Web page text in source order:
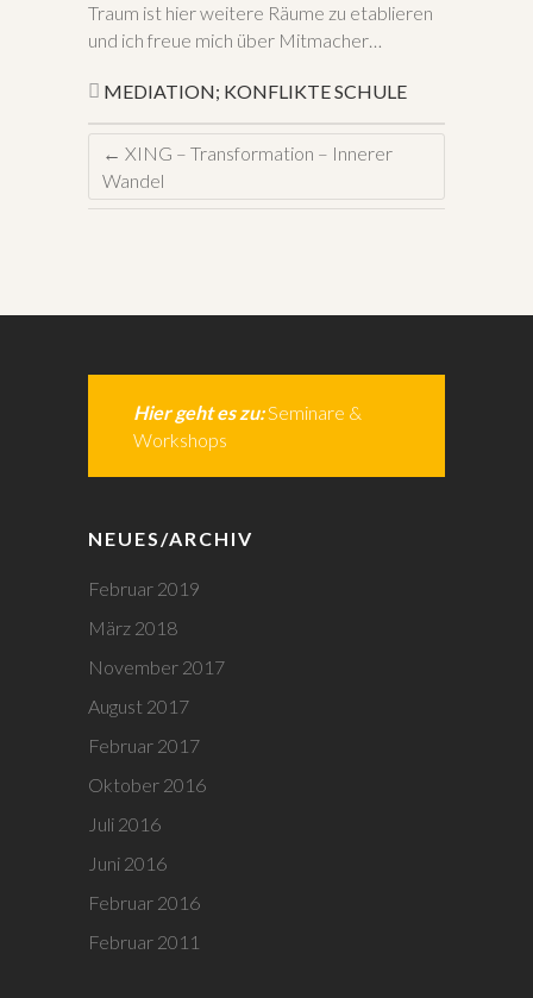
Traum ist hier weitere Räume zu etablieren
und ich freue mich über Mitmacher…
MEDIATION; KONFLIKTESCHULE
← XING – Transformation – Innerer
Wandel
Hier geht es zu:Seminare &
Workshops
NEUES/ARCHIV
Februar 2019
März 2018
November 2017
August 2017
Februar 2017
Oktober 2016
Juli 2016
Juni 2016
Februar 2016
Februar 2011